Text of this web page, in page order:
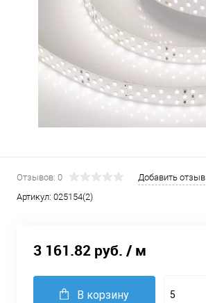
Отзывов: 0
Добавить отзыв
Артикул: 025154(2)
3 161.82 руб. / м
В корзину